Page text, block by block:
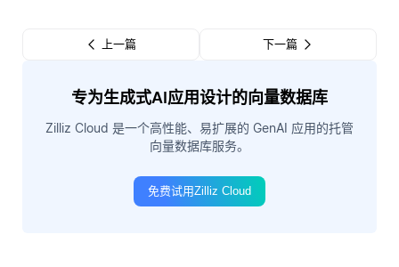
上一篇 下一篇
专为生成式AI应用设计的向量数据库
Zilliz Cloud 是一个高性能、易扩展的 GenAI 应用的托管
向量数据库服务。
免费试用Zilliz Cloud